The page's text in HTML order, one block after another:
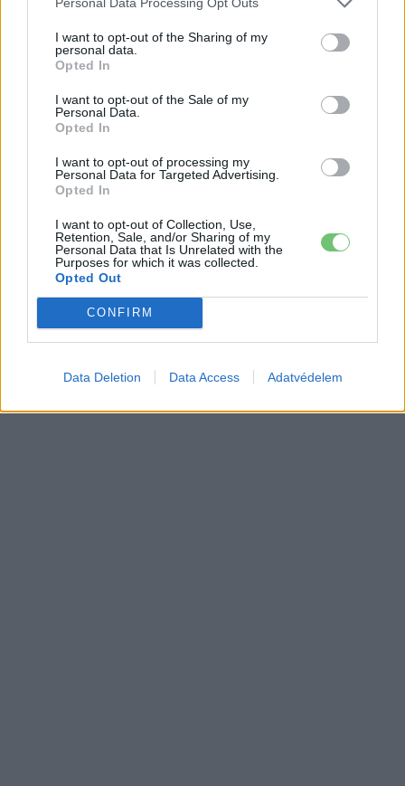
I want to opt-out of the Sharing of my
personal data.
Opted In
I want to opt-out of the Sale of my
Personal Data.
Opted In
I want to opt-out of processing my
Personal Data for Targeted Advertising.
Opted In
I want to opt-out of Collection, Use,
Retention, Sale, and/or Sharing of my
Personal Data that Is Unrelated with the
Purposes for which it was collected.
Opted Out
CONFIRM
Data Deletion Data Access Adatvédelem
Akkumulátor
2027-es szilárdtest-akkumulátor-
áttörésre
Elektromos
Smart #2 – kiderült az ár és a
végsebesség is
Elektromos
Tesla: visszatért a régi árazás a magyar
Supercharger-hálózaton